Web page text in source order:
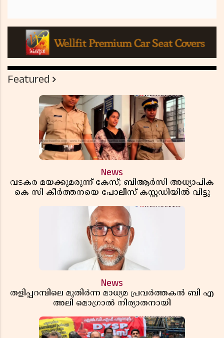
Featured
News
വടകര മയക്കുമരുന്ന് കേസ്; ബിആർസി അധ്യാപിക
കെ സി കീർത്തനയെ പോലീസ് കസ്റ്റഡിയിൽ വിട്ടു
News
തളിപ്പറമ്പിലെ മുതിർന്ന മാധ്യമ പ്രവർത്തകൻ ബി എ
അലി മൊഗ്രാൽ നിര്യാതനായി